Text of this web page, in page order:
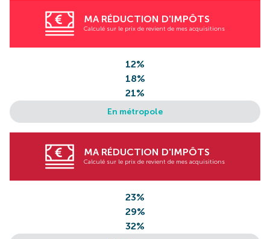
MA RÉDUCTION D'IMPÔTS
Calculé sur le prix de revient de mes acquisitions
12%
18%
21%
En métropole
MA RÉDUCTION D'IMPÔTS
Calculé sur le prix de revient de mes acquisitions
23%
29%
32%